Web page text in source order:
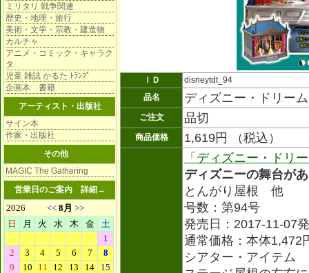
ミリタリ 戦争関連
歴史・地理・旅行
美術・文学・宗教・建造物
カルチャ
アニメ・コミック・キャラク
タ
児童 雑誌 かるた ﾄﾗﾝﾌﾟ
企画本 書籍
アーティスト・出版社
サイン本
作家・出版社
その他
MAGIC The Gathering
営業日のご案内 詳細→
ＩＤ
disneytdt_94
品名
ディズニー・ドリー
ご注文 品切
商品価格 1,619円 （税込）
「ディズニー・ドリ
ディズニーの舞台が
とんがり屋根 他
号数：第94号
発売日：2017-11-07
通常価格：本体1,472
シアター・アイテム